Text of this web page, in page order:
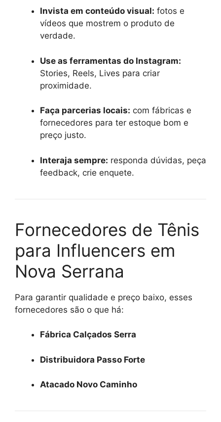
Invista em conteúdo visual: fotos e
vídeos que mostrem o produto de
verdade.
Use as ferramentas do Instagram:
Stories, Reels, Lives para criar
proximidade.
Faça parcerias locais: com fábricas e
fornecedores para ter estoque bom e
preço justo.
Interaja sempre: responda dúvidas, peça
feedback, crie enquete.
Fornecedores de Tênis
para Influencers em
Nova Serrana
Para garantir qualidade e preço baixo, esses
fornecedores são o que há:
Fábrica Calçados Serra
Distribuidora Passo Forte
Atacado Novo Caminho